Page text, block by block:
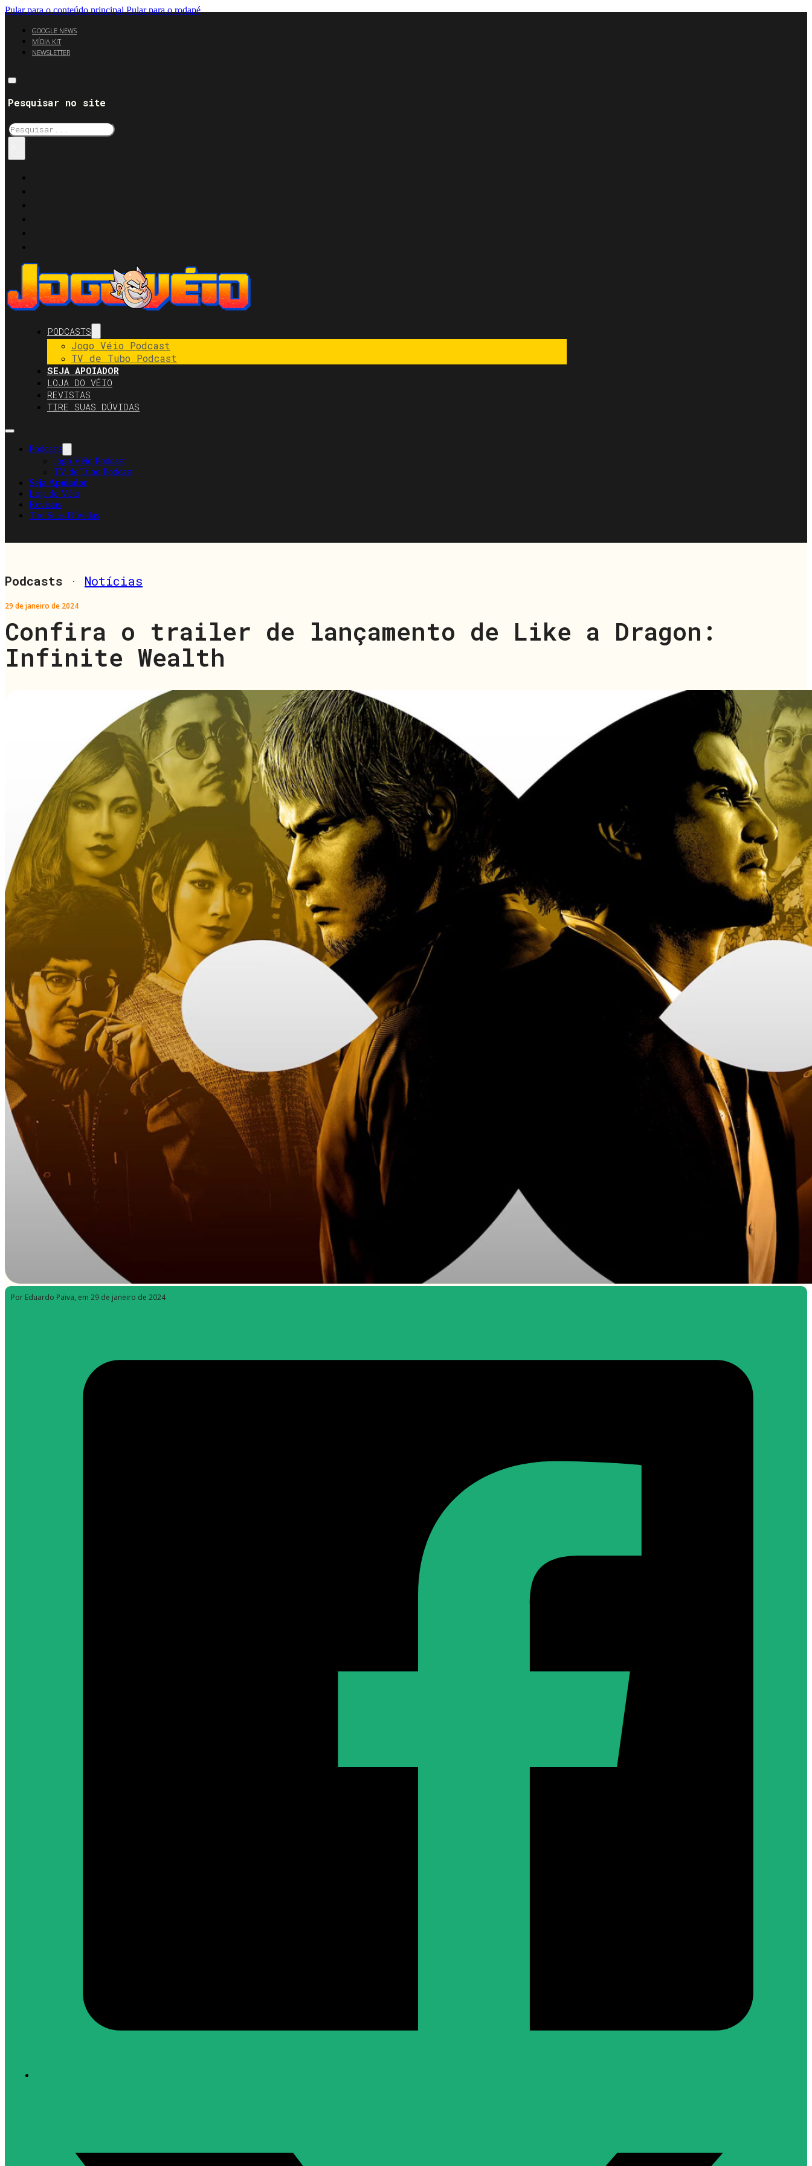
Pular para o conteúdo principal Pular para o rodapé
GOOGLE NEWS
MÍDIA KIT
NEWSLETTER
Pesquisar no site
Pesquisar
PODCASTS
Jogo Véio Podcast
TV de Tubo Podcast
SEJA APOIADOR
LOJA DO VÉIO
REVISTAS
TIRE SUAS DÚVIDAS
Podcasts
Jogo Véio Podcast
TV de Tubo Podcast
Seja Apoiador
Loja do Véio
Revistas
Tire Suas Dúvidas
Podcasts · Notícias
29 de janeiro de 2024
Confira o trailer de lançamento de Like a Dragon:
Infinite Wealth
Por Eduardo Paiva, em 29 de janeiro de 2024